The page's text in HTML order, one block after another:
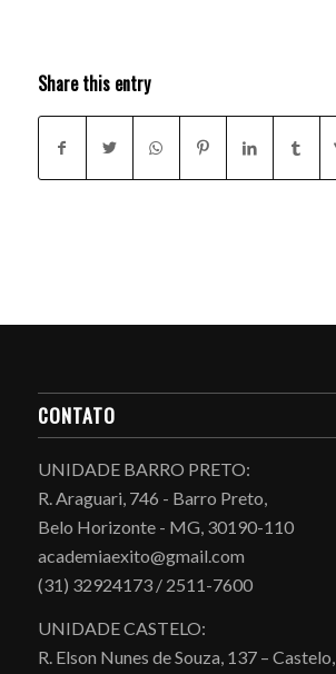
Share this entry
CONTATO
UNIDADE BARRO PRETO:
R. Araguari, 746 - Barro Preto,
Belo Horizonte - MG, 30190-110
academiaexito@gmail.com
(31) 32924173 / 2511-7600
UNIDADE CASTELO:
R. Elson Nunes de Souza, 137 – Castelo,